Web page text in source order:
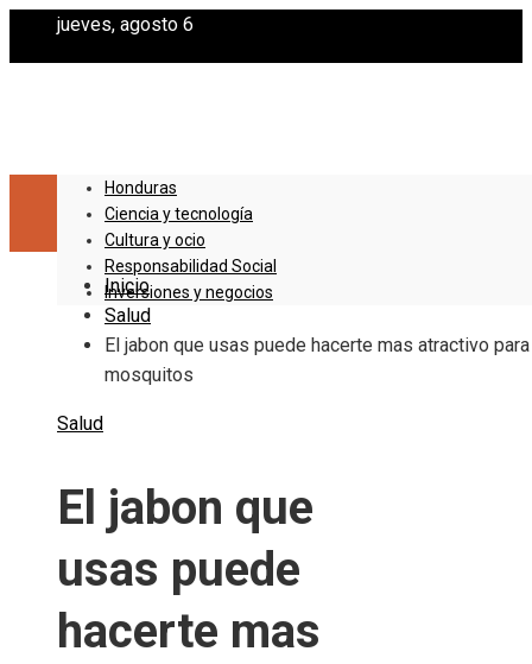
jueves, agosto 6
Honduras
Ciencia y tecnología
Cultura y ocio
Responsabilidad Social
Inversiones y negocios
Inicio
Salud
El jabon que usas puede hacerte mas atractivo
mosquitos
Salud
El jabon que
usas puede
hacerte mas